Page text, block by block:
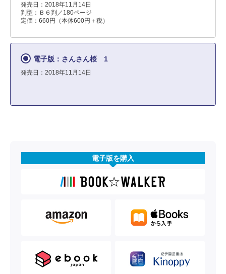
発売日：2018年11月14日
判型：Ｂ６判／180ページ
定価：660円（本体600円＋税）
電子版：さんさん桜 1
発売日：2018年11月14日
電子版を購入